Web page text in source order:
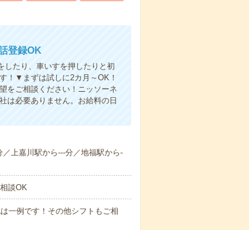
登録OK
たり、車いすを押したりと初
！▼まずは試しに2カ月～OK！
をご相談ください！ニッソーネ
は必要ありません。お給料の日
上嘉川駅から---分／地福駅から-
談OK
一例です！その他シフトもご相